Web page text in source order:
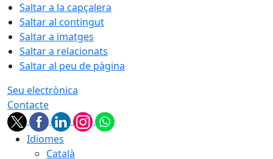
Saltar a la capçalera
Saltar al contingut
Saltar a imatges
Saltar a relacionats
Saltar al peu de pàgina
Seu electrònica
Contacte
Idiomes
Català